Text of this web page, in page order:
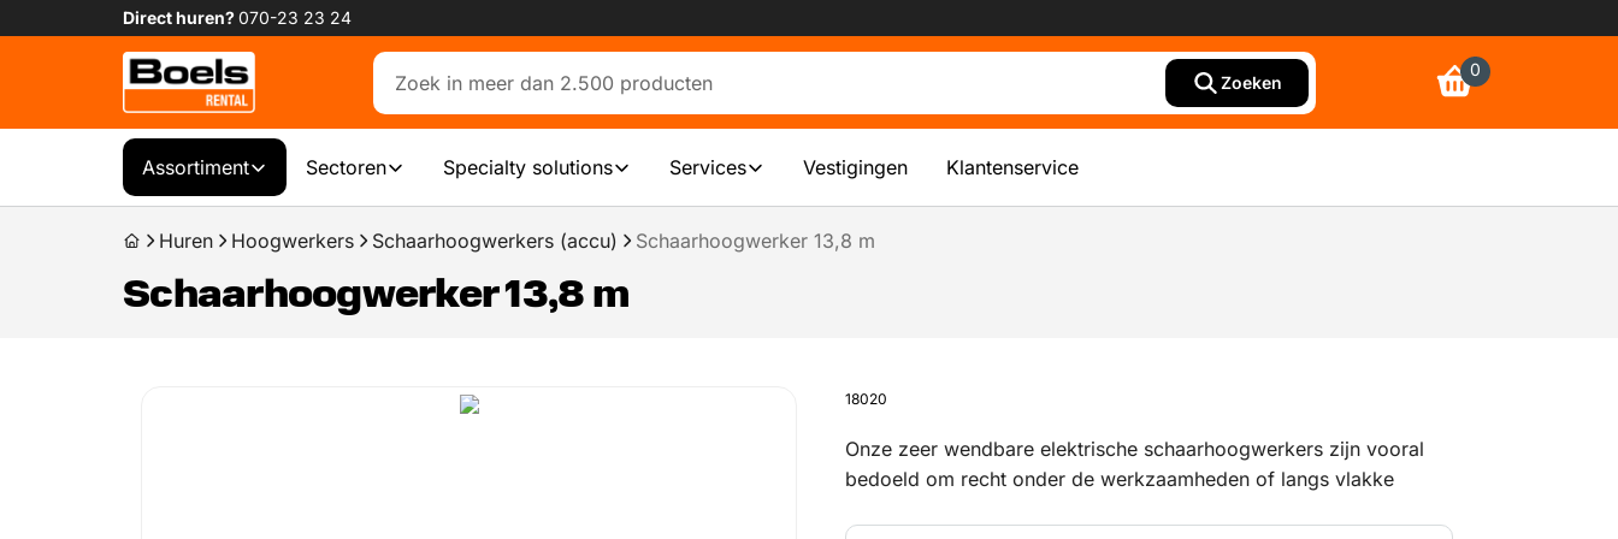
Direct huren?070-23 23 24
Zoeken
0
Assortiment Sectoren Specialty solutions Services Vestigingen Klantenservice
Huren Hoogwerkers Schaarhoogwerkers (accu) Schaarhoogwerker 13,8 m
Schaarhoogwerker 13,8 m
18020
Onze zeer wendbare elektrische schaarhoogwerkers zijn vooral
bedoeld om recht onder de werkzaamheden of langs vlakke